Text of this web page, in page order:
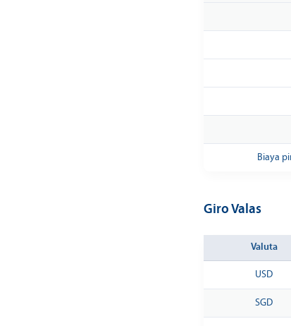
Biaya
Giro Valas
Valuta
USD
SGD